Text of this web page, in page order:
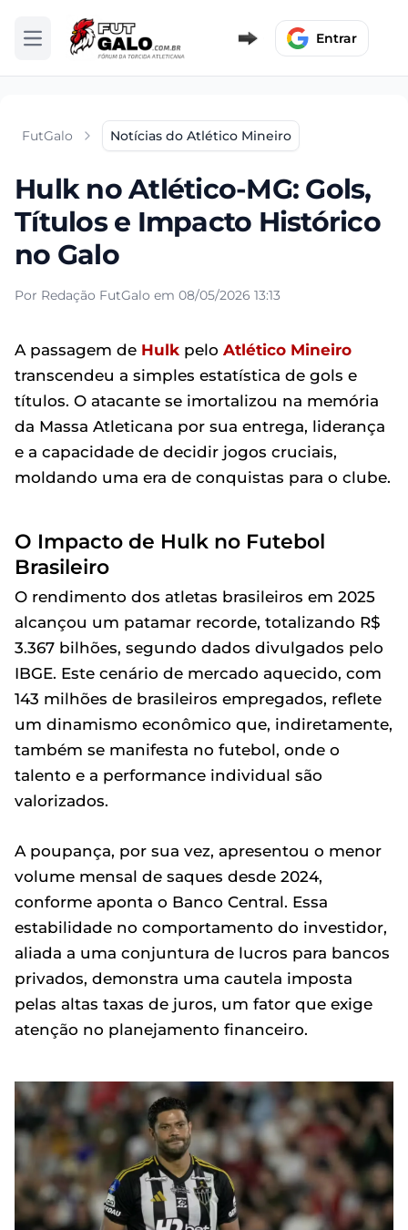
Abrir menu Entrar
FutGalo Notícias do Atlético Mineiro
Hulk no Atlético-MG: Gols,
Títulos e Impacto Histórico
no Galo
Por Redação FutGalo em 08/05/2026 13:13
A passagem de Hulk pelo Atlético Mineiro
transcendeu a simples estatística de gols e
títulos. O atacante se imortalizou na memória
da Massa Atleticana por sua entrega, liderança
e a capacidade de decidir jogos cruciais,
moldando uma era de conquistas para o clube.
O Impacto de Hulk no Futebol
Brasileiro
O rendimento dos atletas brasileiros em 2025
alcançou um patamar recorde, totalizando R$
3.367 bilhões, segundo dados divulgados pelo
IBGE. Este cenário de mercado aquecido, com
143 milhões de brasileiros empregados, reflete
um dinamismo econômico que, indiretamente,
também se manifesta no futebol, onde o
talento e a performance individual são
valorizados.
A poupança, por sua vez, apresentou o menor
volume mensal de saques desde 2024,
conforme aponta o Banco Central. Essa
estabilidade no comportamento do investidor,
aliada a uma conjuntura de lucros para bancos
privados, demonstra uma cautela imposta
pelas altas taxas de juros, um fator que exige
atenção no planejamento financeiro.